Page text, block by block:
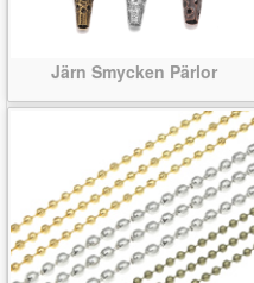
Järn Smycken Pärlor